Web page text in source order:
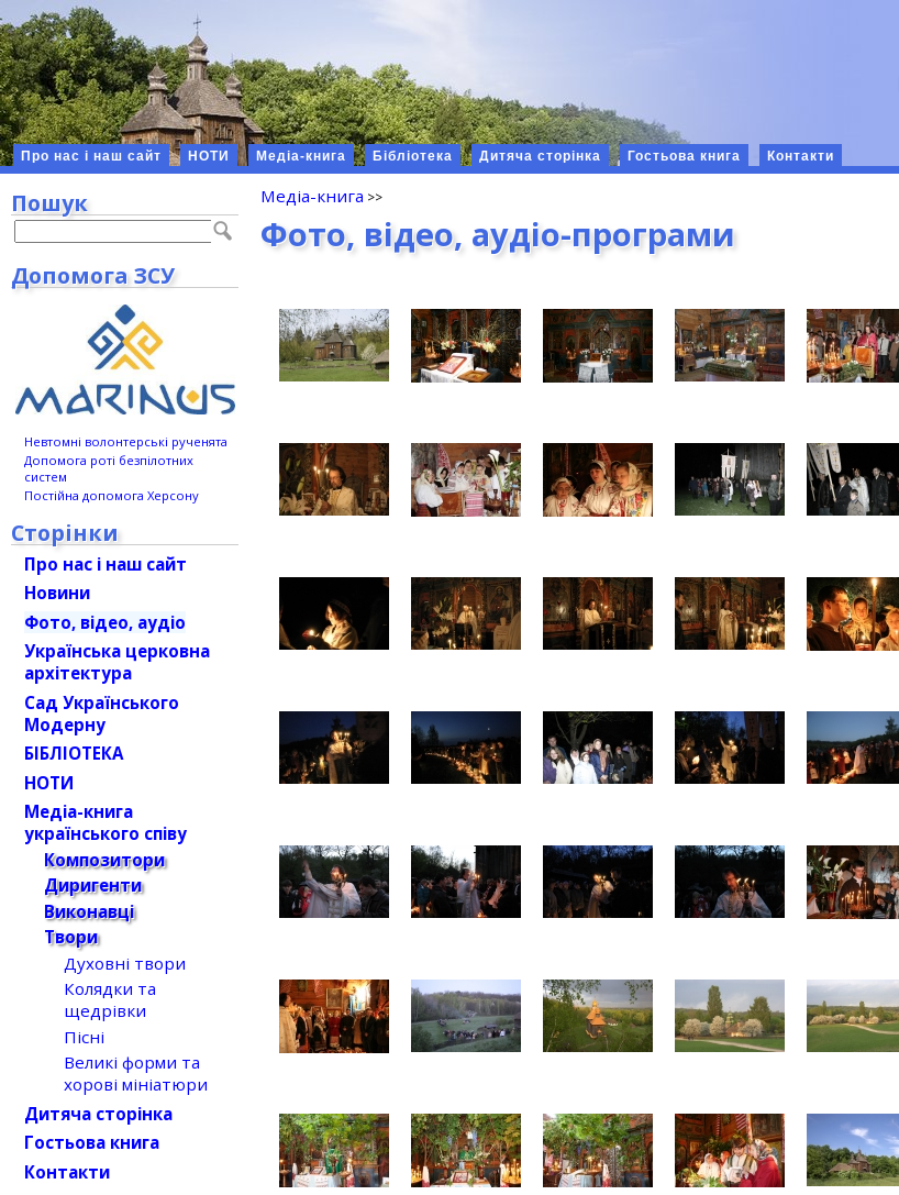
Про нас і наш сайт НОТИ Медіа-книга Бібліотека Дитяча сторінка Гостьова книга Контакти
Медіа-книга
Фото, відео, аудіо-програми
Пошук
Допомога ЗСУ
Невтомні волонтерські рученята
Допомога роті безпілотних
систем
Постійна допомога Херсону
Сторінки
Про нас і наш сайт
Новини
Фото, відео, аудіо
Українська церковна
архітектура
Сад Українського
Модерну
БІБЛІОТЕКА
НОТИ
Медіа-книга
українського співу
Композитори
Диригенти
Виконавці
Твори
Духовні твори
Колядки та
щедрівки
Пісні
Великі форми та
хорові мініатюри
Дитяча сторінка
Гостьова книга
Контакти